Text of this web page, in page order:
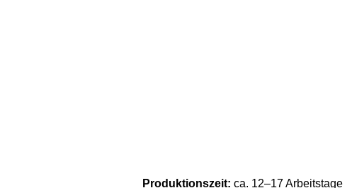
Produktionszeit: ca. 12–17 Arbeitstage